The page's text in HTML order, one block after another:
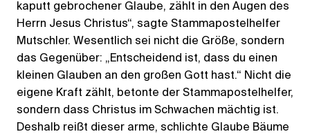
kaputt gebrochener Glaube, zählt in den Augen des
Herrn Jesus Christus“, sagte Stammapostelhelfer
Mutschler. Wesentlich sei nicht die Größe, sondern
das Gegenüber: „Entscheidend ist, dass du einen
kleinen Glauben an den großen Gott hast.“ Nicht die
eigene Kraft zählt, betonte der Stammapostelhelfer,
sondern dass Christus im Schwachen mächtig ist.
Deshalb reißt dieser arme, schlichte Glaube Bäume